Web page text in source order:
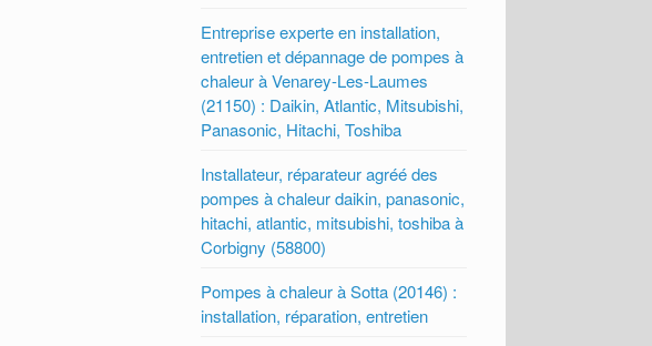
Entreprise experte en installation,
entretien et dépannage de pompes à
chaleur à Venarey-Les-Laumes
(21150) : Daikin, Atlantic, Mitsubishi,
Panasonic, Hitachi, Toshiba
Installateur, réparateur agréé des
pompes à chaleur daikin, panasonic,
hitachi, atlantic, mitsubishi, toshiba à
Corbigny (58800)
Pompes à chaleur à Sotta (20146) :
installation, réparation, entretien